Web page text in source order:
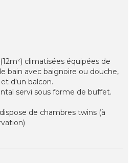
climatisées équipées de
bain avec baignoire ou douche,
d'un balcon.
servi sous forme de buffet.
de chambres twins (à